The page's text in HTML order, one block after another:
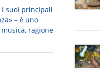
i suoi principali
– è uno
ragione